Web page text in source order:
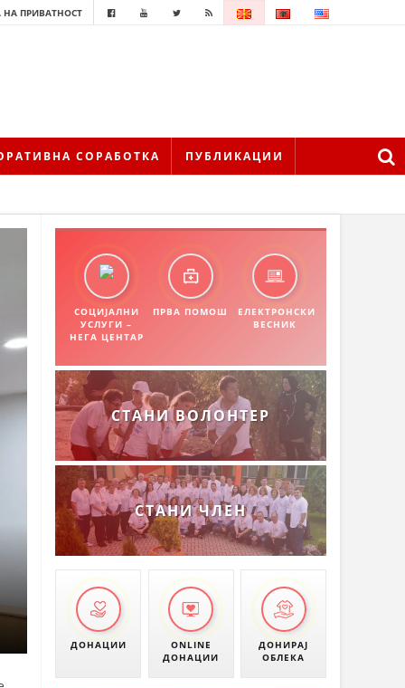
ПРИВАТНОСТ
СОРАБОТКА ПУБЛИКАЦИИ
СОЦИЈАЛНИ
УСЛУГИ –
НЕГА ЦЕНТАР
ПРВА ПОМОШ
ЕЛЕКТРОНСКИ
ВЕСНИК
СТАНИ ВОЛОНТЕР
СТАНИ ЧЛЕН
ДОНАЦИИ
ONLINE
ДОНАЦИИ
ДОНИРАЈ
ОБЛЕКА